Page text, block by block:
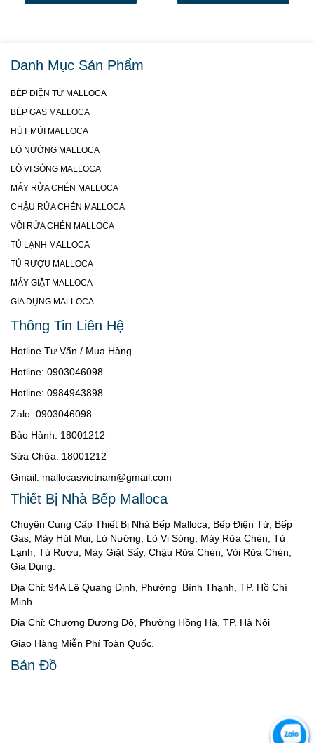
Danh Mục Sản Phẩm
BẾP ĐIỆN TỪ MALLOCA
BẾP GAS MALLOCA
HÚT MÙI MALLOCA
LÒ NƯỚNG MALLOCA
LÒ VI SÓNG MALLOCA
MÁY RỬA CHÉN MALLOCA
CHẬU RỬA CHÉN MALLOCA
VÒI RỬA CHÉN MALLOCA
TỦ LẠNH MALLOCA
TỦ RƯỢU MALLOCA
MÁY GIẶT MALLOCA
GIA DỤNG MALLOCA
Thông Tin Liên Hệ
Hotline Tư Vấn / Mua Hàng
Hotline: 0903046098
Hotline: 0984943898
Zalo: 0903046098
Bảo Hành: 18001212
Sửa Chữa: 18001212
Gmail: mallocasvietnam@gmail.com
Thiết Bị Nhà Bếp Malloca
Chuyên Cung Cấp Thiết Bị Nhà Bếp Malloca, Bếp Điện Từ, Bếp
Gas, Máy Hút Mùi, Lò Nướng, Lò Vi Sóng, Máy Rửa Chén, Tủ
Lạnh, Tủ Rượu, Máy Giặt Sấy, Chậu Rửa Chén, Vòi Rửa Chén,
Gia Dụng.
Địa Chỉ: 94A Lê Quang Định, Phường Bình Thạnh, TP. Hồ Chí
Minh
Địa Chỉ: Chương Dương Độ, Phường Hồng Hà, TP. Hà Nội
Giao Hàng Miễn Phí Toàn Quốc.
Bản Đồ